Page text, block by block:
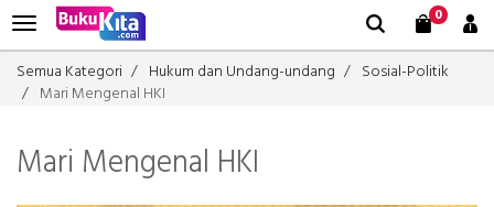
0
Semua Kategori Hukum dan Undang-undang
Sosial-Politik
Mari Mengenal HKI
Mari Mengenal HKI